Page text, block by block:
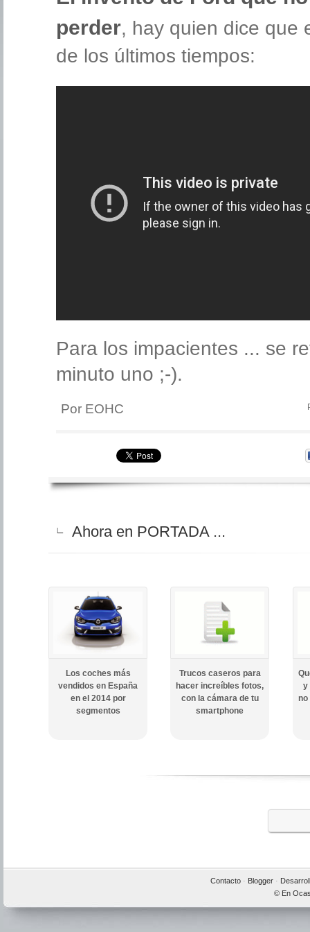
perder, hay quien dice que
de los últimos tiempos:
Para los impacientes ... se
minuto uno ;-).
Por EOHC
∟ Ahora en PORTADA ...
Los coches más
vendidos en España
en el 2014 por
segmentos
Trucos caseros para
hacer increíbles fotos,
con la cámara de tu
smartphone
y
no
Contacto· Blogger·
© En